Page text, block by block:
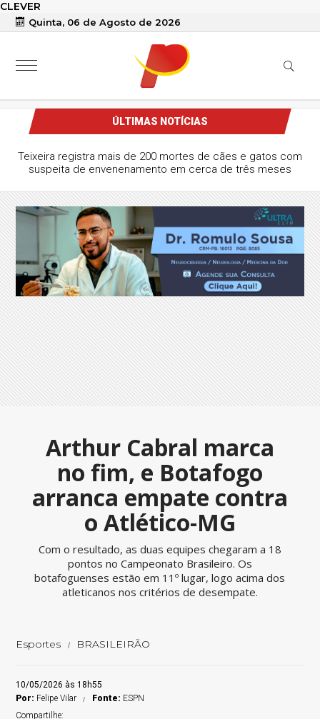
CLEVER
Quinta, 06 de Agosto de 2026
ÚLTIMAS NOTÍCIAS
Teixeira registra mais de 200 mortes de cães e gatos com
suspeita de envenenamento em cerca de três meses
Arthur Cabral marca
no fim, e Botafogo
arranca empate contra
o Atlético-MG
Com o resultado, as duas equipes chegaram a 18
pontos no Campeonato Brasileiro. Os
botafoguenses estão em 11º lugar, logo acima dos
atleticanos nos critérios de desempate.
Esportes BRASILEIRÃO
10/05/2026 às 18h55
Por: Felipe Vilar Fonte: ESPN
Compartilhe: